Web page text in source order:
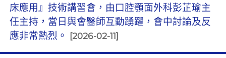
床應用』技術講習會，由口腔顎面外科彭芷瑜主
任主持，當日與會醫師互動踴躍，會中討論及反
應非常熱烈。
[2026-02-11]